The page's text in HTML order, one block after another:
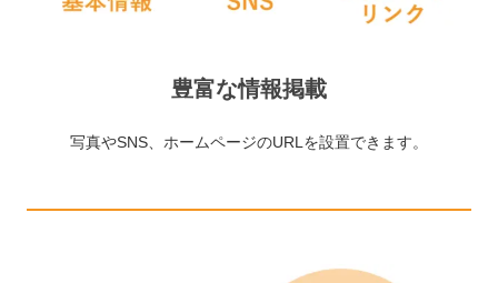
豊富な情報掲載
写真やSNS、ホームページのURLを設置できます。